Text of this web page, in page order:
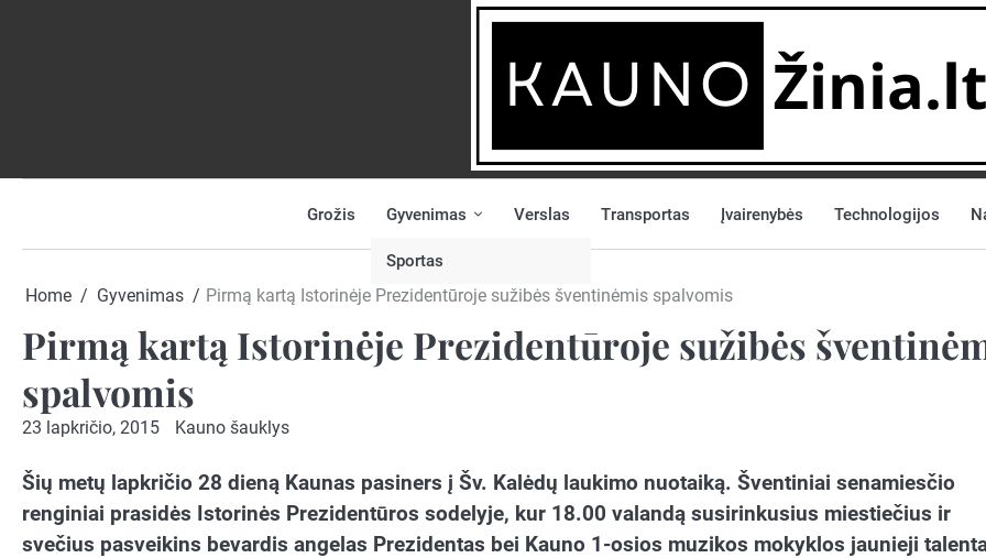
NAUJIENĄ
Grožis Gyvenimas
Sportas
Verslas Transportas Įvairenybės Technologijos
Home Gyvenimas Pirmą kartą Istorinėje Prezidentūroje sužibės šventinėmis spalvomis
Pirmą kartą Istorinėje Prezidentūroje sužibės
spalvomis
23 lapkričio, 2015 Kauno šauklys
Šių metų lapkričio 28 dieną Kaunas pasiners į Šv. Kalėdų laukimo nuotaiką. Šventiniai senamiesčio
renginiai prasidės Istorinės Prezidentūros sodelyje, kur 18.00 valandą susirinkusius miestiečius ir
svečius pasveikins bevardis angelas Prezidentas bei Kauno 1-osios muzikos mokyklos jaunieji